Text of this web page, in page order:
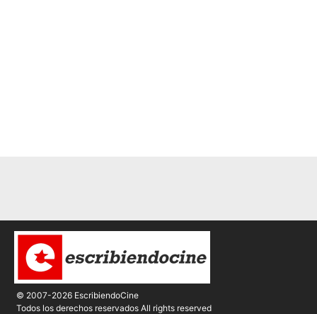
© 2007-2026 EscribiendoCine
Todos los derechos reservados All rights reserved